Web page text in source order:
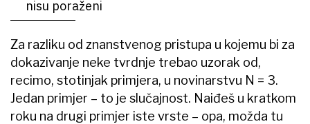
nisu poraženi
Za razliku od znanstvenog pristupa u kojemu bi za
dokazivanje neke tvrdnje trebao uzorak od,
recimo, stotinjak primjera, u novinarstvu N = 3.
Jedan primjer – to je slučajnost. Naiđeš u kratkom
roku na drugi primjer iste vrste – opa, možda tu